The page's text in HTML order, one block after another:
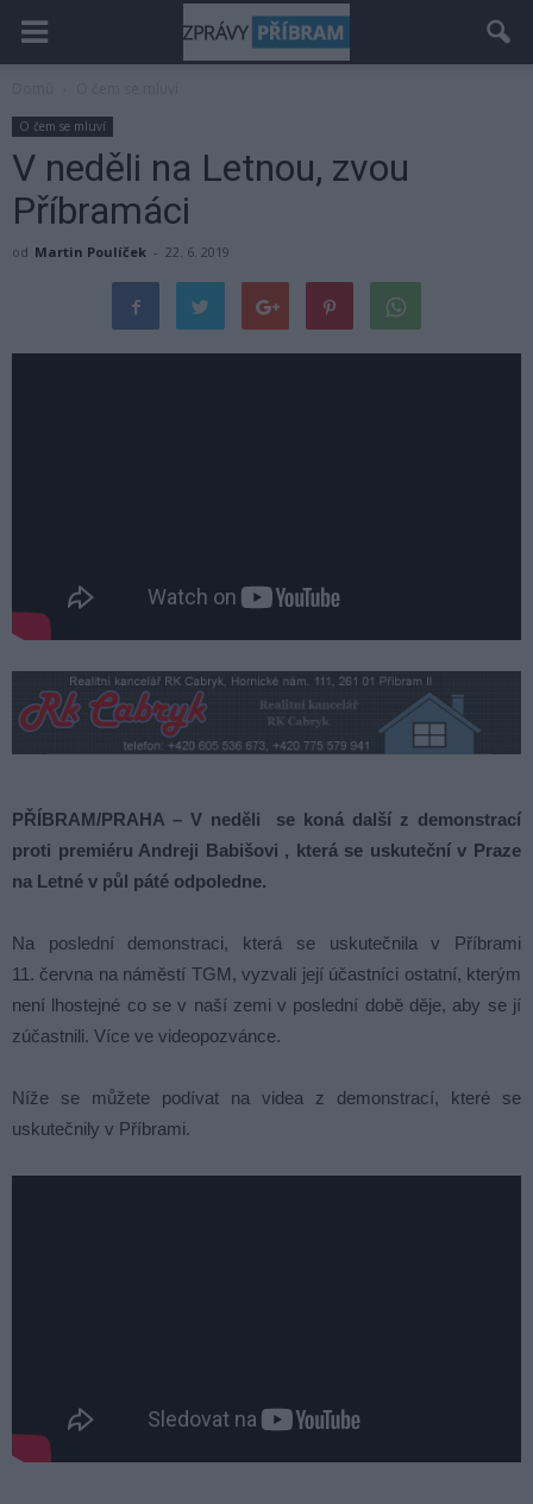
O čem se mluví
V neděli na Letnou, zvou
Příbramáci
od Martin Poulíček - 22. 6. 2019
PŘÍBRAM/PRAHA – V neděli se koná další z demonstrací
proti premiéru Andreji Babišovi , která se uskuteční v Praze
na Letné v půl páté odpoledne.
Na poslední demonstraci, která se uskutečnila v Příbrami
11. června na náměstí TGM, vyzvali její účastníci ostatní, kterým
není lhostejné co se v naší zemi v poslední době děje, aby se jí
zúčastnili. Více ve videopozvánce.
Níže se můžete podívat na videa z demonstrací, které se
uskutečnily v Příbrami.